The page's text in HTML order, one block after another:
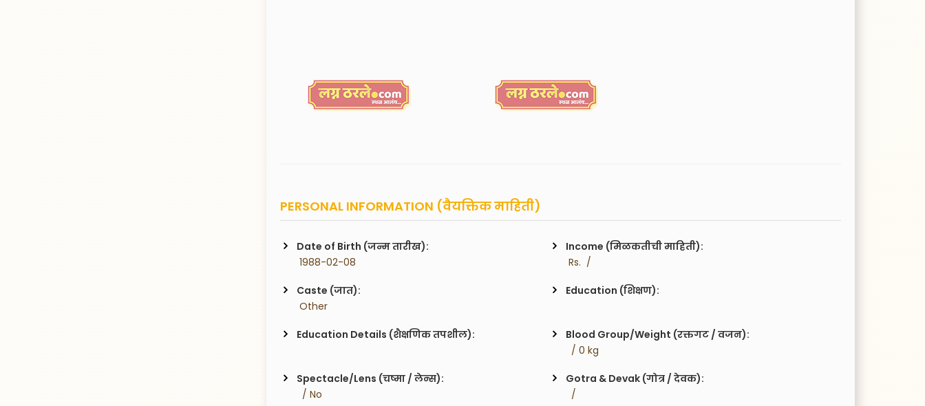
PERSONAL INFORMATION (वैयक्तिक माहिती)
Date of Birth (जन्म तारीख):
1988-02-08
Income (मिळकतीची माहिती):
Rs.  /
Caste (जात):
Other
Education (शिक्षण):
Education Details (शैक्षणिक तपशील):
Blood Group/Weight (रक्तगट / वजन):
  / 0 kg
Spectacle/Lens (चष्मा / लेन्स):
  / No
Gotra & Devak (गोत्र / देवक):
  /